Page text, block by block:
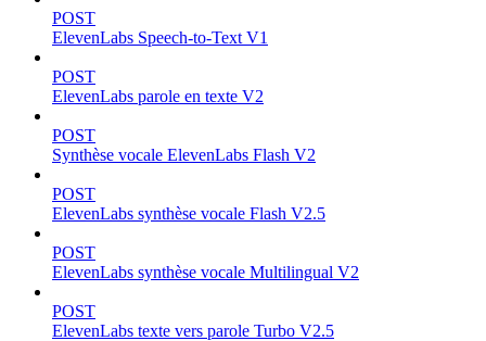
POST
ElevenLabs Speech-to-Text V1
POST
ElevenLabs parole en texte V2
POST
Synthèse vocale ElevenLabs Flash V2
POST
ElevenLabs synthèse vocale Flash V2.5
POST
ElevenLabs synthèse vocale Multilingual V2
POST
ElevenLabs texte vers parole Turbo V2.5